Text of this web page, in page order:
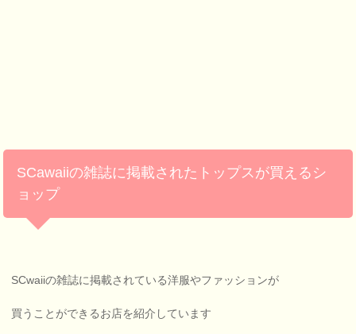
SCawaiiの雑誌に掲載されたトップスが買えるシ
ョップ
SCwaiiの雑誌に掲載されている洋服やファッションが
買うことができるお店を紹介しています